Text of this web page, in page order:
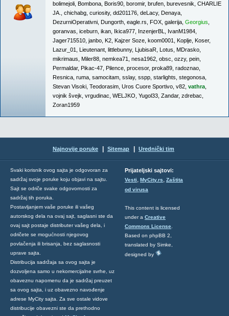
bolimejoli Bombona Boris90 boromir, brufen burevesnik CHARLIE
JA.
chichabg curiosity, dd201176 deLacy, Denaya
DezurniOperativni Dungorth eagle.rs FOX galerija Georgius
goranvas iceburn ikan Ikica977 InzenjerBL IvanM1984
Jager715510 janbo K2 Kajzer Soze koom0001 Koplje Koser,
Lazur_01
Lieutenant littlebunny, LjubisaR Lotus MDrasko
mikrimaus Miler88 nemkea71 nesa1962 obsc ozzy, pein
Permaldar, Pikac-47 Pilence procesor, proka89 radoznao
Resnica ruma samocitam sslay, sspp starlights stegonosa
Stevan Visoki Teodorasim Uros Cuore Sportivo v82 vathra
vojnik švejk vrgudinac WELJKO Yugol33 Zandar, zdrebac
Zoran1959
Najnovije poruke Sitemap Urednički tim
Svaki korisnik ovog sajta je odgovoran za
sadržaj svoje poruke koju objavi na sajtu.
Sajt se odriče svake odgovornosti za
sadržaj tih poruka.
Postavljanjem vaše poruke ili vašeg
autorskog dela na ovaj sajt, saglasni ste da
ovaj sajt postaje distributer vašeg dela, i
odričete se mogućnosti njegovog
povlačenja ili brisanja, bez saglasnosti
uprave sajta.
Distribucija sadržaja sa ovog sajta je
dozvoljena samo u nekomercijalne svrhe, uz
obaveznu napomenu da je sadržaj preuzet
sa ovog sajta, i uz obavezno navođenje
adrese MyCity sajta. Za sve ostale vidove
distribucije obavezni ste da prethodno
Prijateljski sajtovi:
Vesti, MyCity.rs, Zaštita
od virusa
This content is licensed
under a Creative
Commons License
Based on phpBB 2,
translated by Simke,
designed by